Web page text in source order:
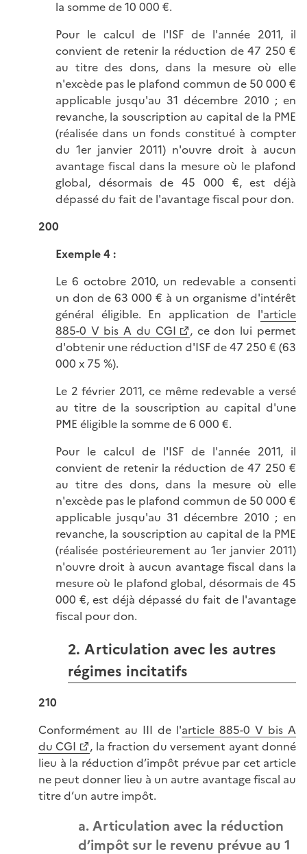
la somme de 10 000 €.
Pour le calcul de l'ISF de l'année 2011, il
convient de retenir la réduction de 47 250 €
au titre des dons, dans la mesure où elle
n'excède pas le plafond commun de 50 000 €
applicable jusqu'au 31 décembre 2010 ; en
revanche, la souscription au capital de la PME
(réalisée dans un fonds constitué à compter
du 1er janvier 2011) n'ouvre droit à aucun
avantage fiscal dans la mesure où le plafond
global, désormais de 45 000 €, est déjà
dépassé du fait de l'avantage fiscal pour don.
200
Exemple 4 :
Le 6 octobre 2010, un redevable a consenti
un don de 63 000 € à un organisme d'intérêt
général éligible. En application de l'article
885-0 V bis A du CGI
, ce don lui permet
d'obtenir une réduction d'ISF de 47 250 € (63
000 x 75 %).
Le 2 février 2011, ce même redevable a versé
au titre de la souscription au capital d'une
PME éligible la somme de 6 000 €.
Pour le calcul de l'ISF de l'année 2011, il
convient de retenir la réduction de 47 250 €
au titre des dons, dans la mesure où elle
n'excède pas le plafond commun de 50 000 €
applicable jusqu'au 31 décembre 2010 ; en
revanche, la souscription au capital de la PME
(réalisée postérieurement au 1er janvier 2011)
n'ouvre droit à aucun avantage fiscal dans la
mesure où le plafond global, désormais de 45
000 €, est déjà dépassé du fait de l'avantage
fiscal pour don.
2. Articulation avec les autres
régimes incitatifs
210
Conformément au III de l'article 885-0 V bis A
du CGI
, la fraction du versement ayant donné
lieu à la réduction d’impôt prévue par cet article
ne peut donner lieu à un autre avantage fiscal au
titre d’un autre impôt.
a. Articulation avec la réduction
d’impôt sur le revenu prévue au 1